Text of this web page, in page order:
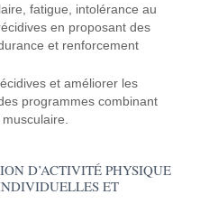
fatigue, intolérance au
en proposant des
et renforcement
et améliorer les
programmes combinant
D’ACTIVITÉ PHYSIQUE
ET